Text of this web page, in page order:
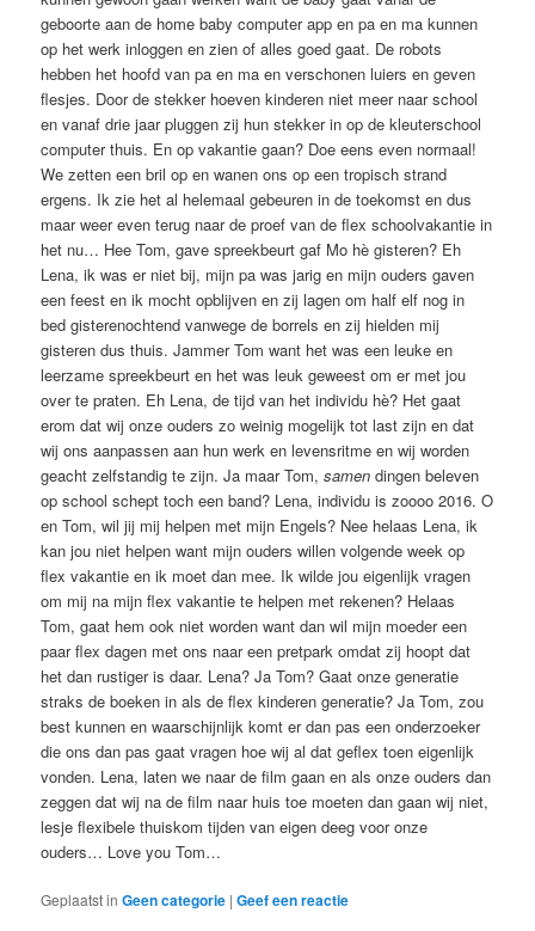
geboorte aan de home baby computer app en pa en ma kunnen
op het werk inloggen en zien of alles goed gaat. De robots
hebben het hoofd van pa en ma en verschonen luiers en geven
flesjes. Door de stekker hoeven kinderen niet meer naar school
en vanaf drie jaar pluggen zij hun stekker in op de kleuterschool
computer thuis. En op vakantie gaan? Doe eens even normaal!
We zetten een bril op en wanen ons op een tropisch strand
ergens. Ik zie het al helemaal gebeuren in de toekomst en dus
maar weer even terug naar de proef van de flex schoolvakantie in
het nu… Hee Tom, gave spreekbeurt gaf Mo hè gisteren? Eh
Lena, ik was er niet bij, mijn pa was jarig en mijn ouders gaven
een feest en ik mocht opblijven en zij lagen om half elf nog in
bed gisterenochtend vanwege de borrels en zij hielden mij
gisteren dus thuis. Jammer Tom want het was een leuke en
leerzame spreekbeurt en het was leuk geweest om er met jou
over te praten. Eh Lena, de tijd van het individu hè? Het gaat
erom dat wij onze ouders zo weinig mogelijk tot last zijn en dat
wij ons aanpassen aan hun werk en levensritme en wij worden
geacht zelfstandig te zijn. Ja maar Tom,samen dingen beleven
op school schept toch een band? Lena, individu is zoooo 2016. O
en Tom, wil jij mij helpen met mijn Engels? Nee helaas Lena, ik
kan jou niet helpen want mijn ouders willen volgende week op
flex vakantie en ik moet dan mee. Ik wilde jou eigenlijk vragen
om mij na mijn flex vakantie te helpen met rekenen? Helaas
Tom, gaat hem ook niet worden want dan wil mijn moeder een
paar flex dagen met ons naar een pretpark omdat zij hoopt dat
het dan rustiger is daar. Lena? Ja Tom? Gaat onze generatie
straks de boeken in als de flex kinderen generatie? Ja Tom, zou
best kunnen en waarschijnlijk komt er dan pas een onderzoeker
die ons dan pas gaat vragen hoe wij al dat geflex toen eigenlijk
vonden. Lena, laten we naar de film gaan en als onze ouders dan
zeggen dat wij na de film naar huis toe moeten dan gaan wij niet,
lesje flexibele thuiskom tijden van eigen deeg voor onze
ouders… Love you Tom…
Geplaatst in Geen categorie |Geef een reactie